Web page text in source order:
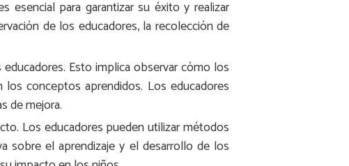
esencial para garantizar su éxito y realizar
de los educadores, la recolección de
Esto implica observar cómo los
conceptos aprendidos. Los educadores
de mejora.
Los educadores pueden utilizar métodos
sobre el aprendizaje y el desarrollo de los